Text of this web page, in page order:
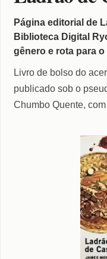
Página editorial de
Biblioteca Digital
gênero e rota para
Livro de bolso do
publicado sob o
Chumbo Quente,